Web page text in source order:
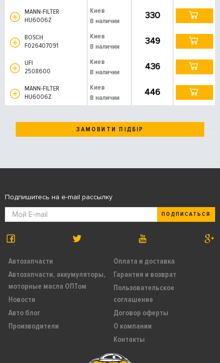
MANN-FILTER
HU6006Z
Киев
В наличии
330
BOSCH
F026407091
Киев
В наличии
349
UFI
2508600
Киев
В наличии
436
MANN-FILTER
HU6006Z
Киев
В наличии
446
ЗАМОВИТИ ПІДБІР
Автозапчасти
Автозапчасти, аккумуляторы,
моторные масла ОПТом
Новости
Авто блог
Производители
Оплата и доставка
Гарантия и возврат
Пользовательское
соглашение
Договор оферты
О компании
Контакты
Подпишитесь на e-mail рассылку
ПОДПИСАТЬСЯ